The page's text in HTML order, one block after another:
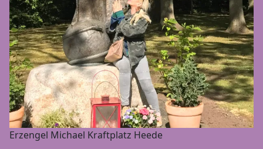
Erzengel Michael Kraftplatz Heede